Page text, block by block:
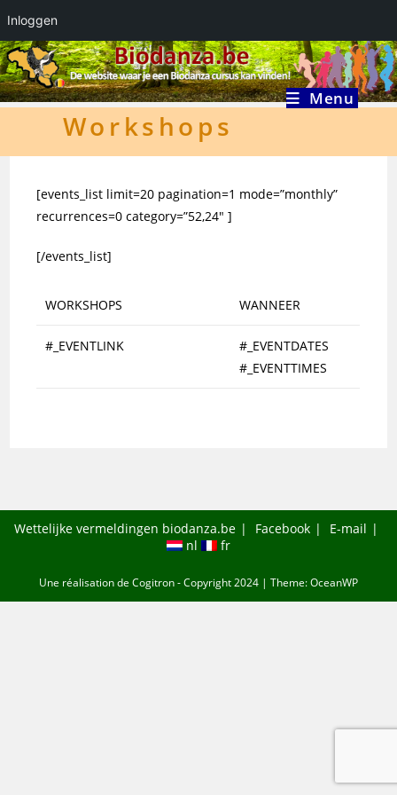
Inloggen
Ga
naar
inhoud
Menu
Workshops
[events_list limit=20 pagination=1 mode=”monthly”
recurrences=0 category=”52,24″ ]
[/events_list]
WORKSHOPS WANNEER
#_EVENTLINK
#_EVENTDATES
#_EVENTTIMES
Wettelijke vermeldingen biodanza.be Facebook
E-mail
nl
fr
Une réalisation de Cogitron- Copyright 2024 | Theme: OceanWP